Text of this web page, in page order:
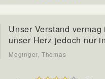
Unser Verstand
unser Herz jedoch nur
Möginger, Thomas